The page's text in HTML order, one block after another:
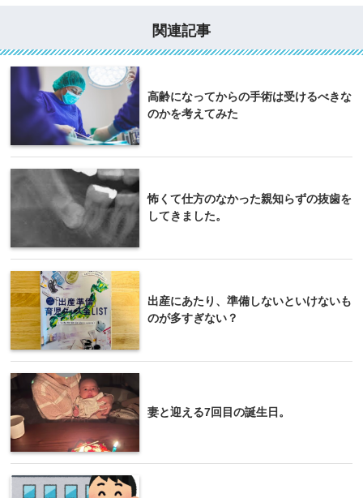
関連記事
高齢になってからの手術は受けるべきな
のかを考えてみた
怖くて仕方のなかった親知らずの抜歯を
してきました。
出産にあたり、準備しないといけないも
のが多すぎない？
妻と迎える7回目の誕生日。